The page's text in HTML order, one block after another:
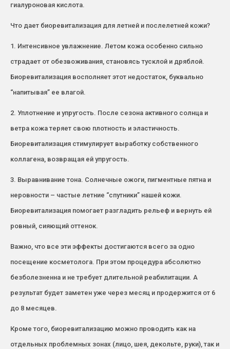
гиалуроновая кислота.
Что дает биоревитализация для летней и послелетней кожи?
1. Интенсивное увлажнение. Летом кожа особенно сильно
страдает от обезвоживания, становясь тусклой и дряблой.
Биоревитализация восполняет этот недостаток, буквально
“напитывая” ее влагой.
2. Уплотнение и упругость. После сезона активного солнца и
ветра кожа теряет свою плотность и эластичность.
Биоревитализация стимулирует выработку собственного
коллагена, возвращая ей упругость.
3. Выравнивание тона. Солнечные ожоги, пигментные пятна и
неровности – частые летние “спутники” нашей кожи.
Биоревитализация помогает разгладить рельеф и вернуть ей
ровный, сияющий оттенок.
Важно, что все эти эффекты достигаются всего за одно
посещение косметолога. При этом процедура абсолютно
безболезненна и не требует длительной реабилитации. А
результат будет заметен уже через месяц и продержится от 6
до 8 месяцев.
Кроме того, биоревитализацию можно проводить как на
отдельных проблемных зонах (лицо, шея, декольте, руки), так и